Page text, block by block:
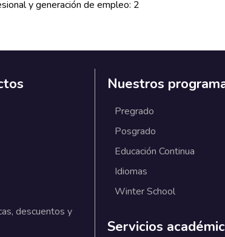
y generación de empleo: 2
descuentos y
Nuestros
Pregrado
Posgrado
Educación Continua
Idiomas
Winter School
Servicios